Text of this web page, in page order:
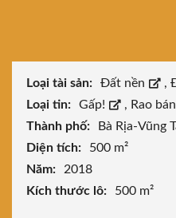
Loại tài sản: Đất nền ,
Loại tin:
Gấp! , Rao bán
Thành phố:
Bà Rịa-Vũng
Diện tích:
500 m²
Năm:
2018
Kích thước lô:
500 m²